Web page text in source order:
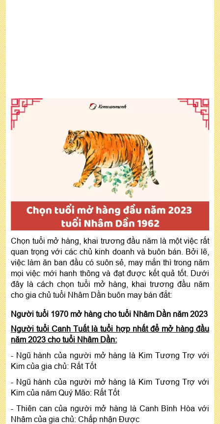
Chọn tuổi mở hàng, khai trương đầu năm là một việc rất
quan trọng với các chủ kinh doanh và buôn bán. Bởi lẽ,
việc làm ăn ban đầu có suôn sẻ, may mắn thì trong năm
mọi việc mới hanh thông và đạt được kết quả tốt. Dưới
đây là cách chọn tuổi mở hàng, khai trương đầu năm
cho gia chủ tuổi Nhâm Dần buôn may bán đắt:
Người tuổi 1970 mở hàng cho tuổi Nhâm Dần năm 2023
Người tuổi Canh Tuất là tuổi hợp nhất để mở hàng đầu
năm 2023 cho tuổi Nhâm Dần:
- Ngũ hành của người mở hàng là Kim Tương Trợ với
Kim của gia chủ: Rất Tốt
- Ngũ hành của người mở hàng là Kim Tương Trợ với
Kim của năm Quý Mão: Rất Tốt
- Thiên can của người mở hàng là Canh Bình Hòa với
Nhâm của gia chủ: Chấp nhận Được